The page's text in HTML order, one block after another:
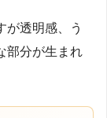
が透明感、う
部分が生まれ